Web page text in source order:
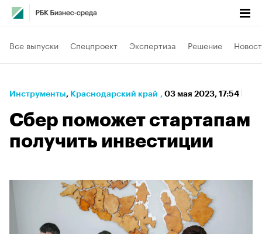
Все выпуски Спецпроект Экспертиза Решение
Инструменты⁠, Краснодарский край , 03 мая 2023, 17:54
Сбер поможет стартапам
получить инвестиции